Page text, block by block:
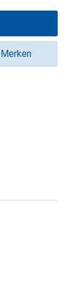
Merken